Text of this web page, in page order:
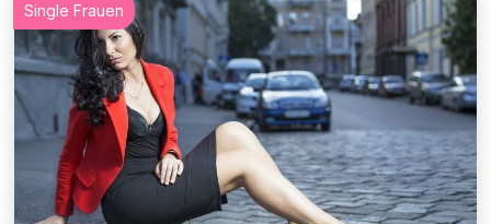
Single Frauen